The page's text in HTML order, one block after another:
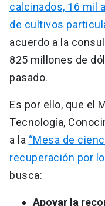
calcinados, 16 mil
de cultivos
acuerdo a la
825 millones de
pasado.
Es por ello, que el
Tecnología,
a la “Mesa de
recuperación por
busca:
Apoyar la